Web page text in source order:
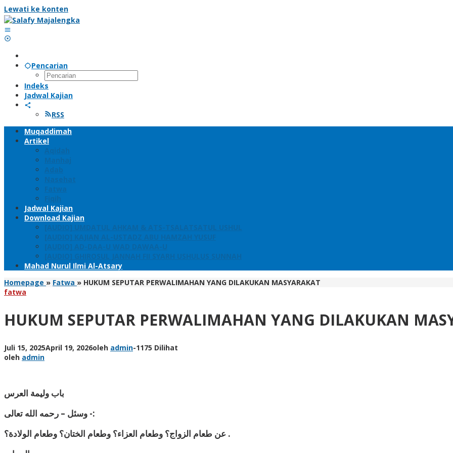
Lewati ke konten
Pencarian
Indeks
Jadwal Kajian
RSS
Muqaddimah
Artikel
Aqidah
Manhaj
Adab
Nasehat
Fatwa
Fiqih
Jadwal Kajian
Download Kajian
[AUDIO] UMDATUL AHKAM & ATS-TSALATSATUL USHUL
[AUDIO] KAJIAN AL-USTADZ ABU HAMZAH YUSUF
[AUDIO] AD-DAA-U WAD DAWAA-U
[AUDIO] GHIROSUL JANNAH FII SYARH USHULUS SUNNAH
Mahad Nurul Ilmi Al-Atsary
Homepage » Fatwa » HUKUM SEPUTAR PERWALIMAHAN YANG DILAKUKAN MASYARAKAT
fatwa
HUKUM SEPUTAR PERWALIMAHAN YANG DILAKUKAN
Juli 15, 2025April 19, 2026oleh admin-1175 Dilihat
oleh admin
باب وليمة العرس
وسئل – رحمه الله تعالى -:
عن طعام الزواج؟ وطعام العزاء؟ وطعام الختان؟ وطعام الولادة؟ .